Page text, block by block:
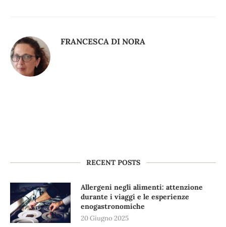
FRANCESCA DI NORA
RECENT POSTS
Allergeni negli alimenti: attenzione
durante i viaggi e le esperienze
enogastronomiche
20 Giugno 2025